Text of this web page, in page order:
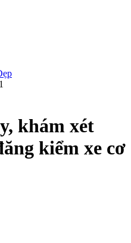
khám xét
kiểm xe cơ